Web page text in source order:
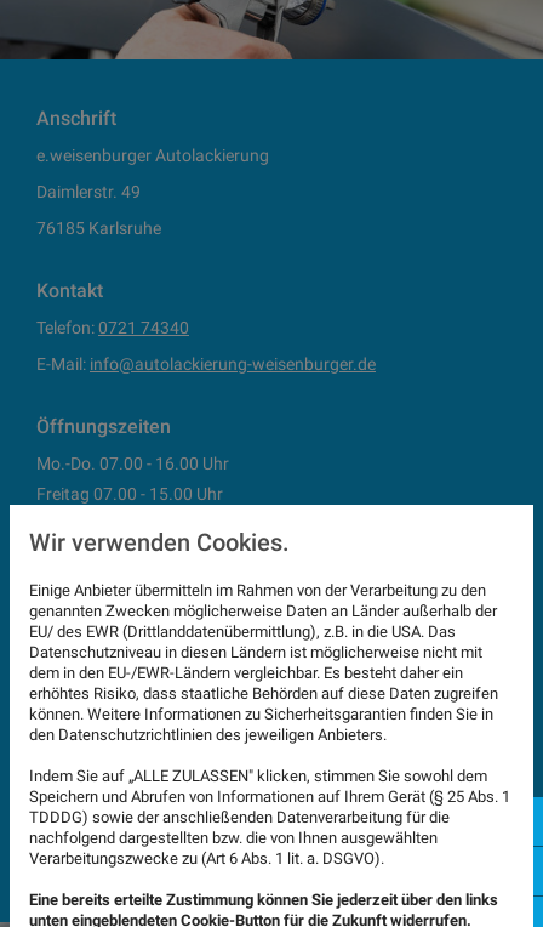
Anschrift
e.weisenburger Autolackierung
Daimlerstr. 49
76185 Karlsruhe
Kontakt
Telefon:0721 74340
E-Mail: info@autolackierung-weisenburger.de
Öffnungszeiten
Mo.-Do. 07.00 - 16.00 Uhr
Freitag 07.00 - 15.00 Uhr
(außer Freitags)
Terminvereinbarung wird empfohlen
Google Maps inaktiv
Aufgrund Ihrer Cookie-Einstellungen
kann dieses Modul nicht geladen
werden.
Wenn Sie dieses Modul sehen
möchten, passen Sie bitte Ihre
Cookie-Einstellungen entsprechend
an.
Wir verwenden Cookies.
Einige Anbieter übermitteln im Rahmen von der Verarbeitung zu den
genannten Zwecken möglicherweise Daten an Länder außerhalb der
EU/ des EWR (Drittlanddatenübermittlung), z.B. in die USA. Das
Datenschutzniveau in diesen Ländern ist möglicherweise nicht mit
dem in den EU-/EWR-Ländern vergleichbar. Es besteht daher ein
erhöhtes Risiko, dass staatliche Behörden auf diese Daten zugreifen
können. Weitere Informationen zu Sicherheitsgarantien finden Sie in
den Datenschutzrichtlinien des jeweiligen Anbieters.
Indem Sie auf „ALLE ZULASSEN" klicken, stimmen Sie sowohl dem
Speichern und Abrufen von Informationen auf Ihrem Gerät (§ 25 Abs. 1
TDDDG) sowie der anschließenden Datenverarbeitung für die
nachfolgend dargestellten bzw. die von Ihnen ausgewählten
Verarbeitungszwecke zu (Art 6 Abs. 1 lit. a. DSGVO).
Eine bereits erteilte Zustimmung können Sie jederzeit über den links
unten eingeblendeten Cookie-Button für die Zukunft widerrufen.